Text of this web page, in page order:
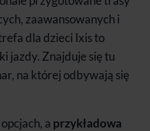
zaawansowanych i
dla dzieci Ixis to
jazdy. Znajduje się tu
na której odbywają się
a przykładowa